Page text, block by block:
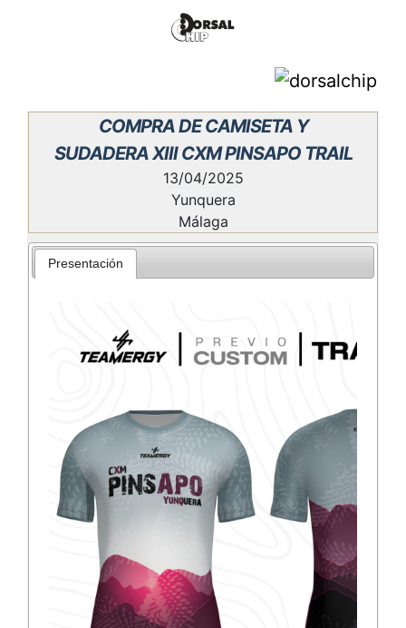
COMPRA DE CAMISETA Y
SUDADERA XIII CXM PINSAPO TRAIL
13/04/2025
Yunquera
Málaga
Presentación